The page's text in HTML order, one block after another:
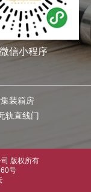
微信小程序
装箱房
轨直线门
版权所有
号